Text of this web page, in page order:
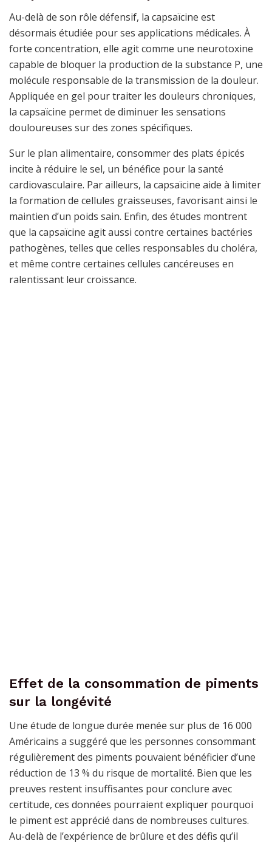
Au-delà de son rôle défensif, la capsaïcine est
désormais étudiée pour ses applications médicales. À
forte concentration, elle agit comme une neurotoxine
capable de bloquer la production de la substance P, une
molécule responsable de la transmission de la douleur.
Appliquée en gel pour traiter les douleurs chroniques,
la capsaïcine permet de diminuer les sensations
douloureuses sur des zones spécifiques.
Sur le plan alimentaire, consommer des plats épicés
incite à réduire le sel, un bénéfice pour la santé
cardiovasculaire. Par ailleurs, la capsaïcine aide à limiter
la formation de cellules graisseuses, favorisant ainsi le
maintien d’un poids sain. Enfin, des études montrent
que la capsaïcine agit aussi contre certaines bactéries
pathogènes, telles que celles responsables du choléra,
et même contre certaines cellules cancéreuses en
ralentissant leur croissance.
Effet de la consommation de piments
sur la longévité
Une étude de longue durée menée sur plus de 16 000
Américains a suggéré que les personnes consommant
régulièrement des piments pouvaient bénéficier d’une
réduction de 13 % du risque de mortalité. Bien que les
preuves restent insuffisantes pour conclure avec
certitude, ces données pourraient expliquer pourquoi
le piment est apprécié dans de nombreuses cultures.
Au-delà de l’expérience de brûlure et des défis qu’il